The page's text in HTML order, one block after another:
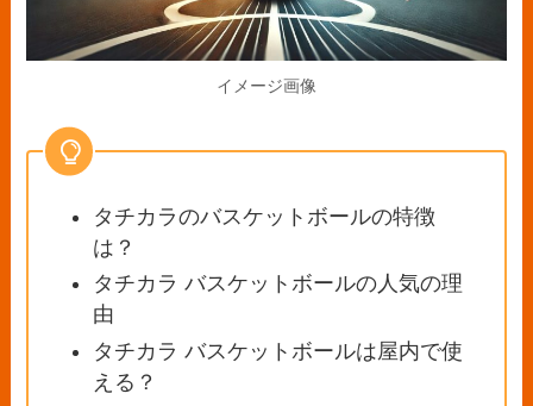
イメージ画像
タチカラのバスケットボールの特徴
は？
タチカラ バスケットボールの人気の理
由
タチカラ バスケットボールは屋内で使
える？